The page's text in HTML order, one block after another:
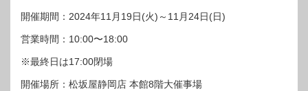
開催期間：2024年11月19日(火)～11月24日(日)
営業時間：10:00〜18:00
※最終日は17:00閉場
開催場所：松坂屋静岡店 本館8階大催事場